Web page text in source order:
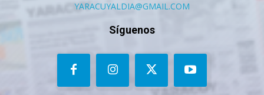
YARACUYALDIA@GMAIL.COM
Síguenos